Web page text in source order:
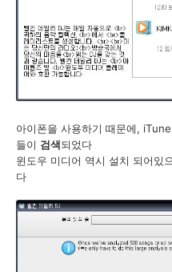
아이폰을 사용하기 때문에,
들이 검색되었다
윈도우 미디어 역시 설치 되어있
다